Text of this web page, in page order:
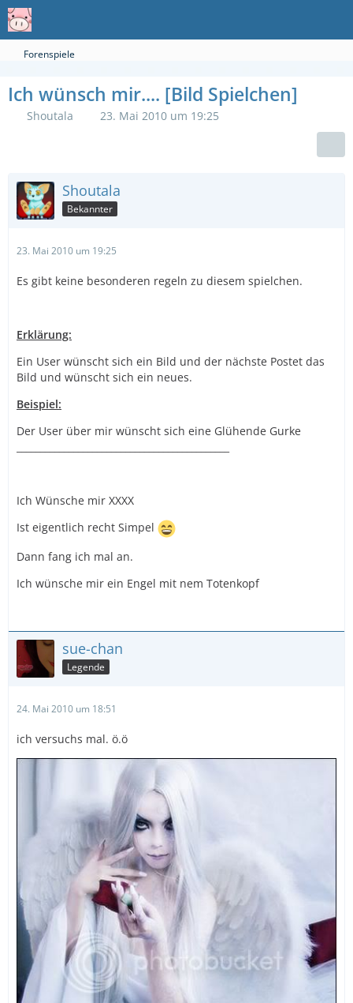
Forenspiele
Ich wünsch mir.... [Bild Spielchen]
Shoutala 23. Mai 2010 um 19:25
Shoutala
Bekannter
23. Mai 2010 um 19:25
Es gibt keine besonderen regeln zu diesem spielchen.
Erklärung:
Ein User wünscht sich ein Bild und der nächste Postet das
Bild und wünscht sich ein neues.
Beispiel:
Der User über mir wünscht sich eine Glühende Gurke
Ich Wünsche mir XXXX
Ist eigentlich recht Simpel
Dann fang ich mal an.
Ich wünsche mir ein Engel mit nem Totenkopf
sue-chan
Legende
24. Mai 2010 um 18:51
ich versuchs mal. ö.ö